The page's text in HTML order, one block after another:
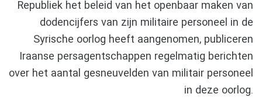
Republiek het beleid van het openbaar maken van
dodencijfers van zijn militaire personeel in de
Syrische oorlog heeft aangenomen, publiceren
Iraanse persagentschappen regelmatig berichten
over het aantal gesneuvelden van militair personeel
in deze oorlog.